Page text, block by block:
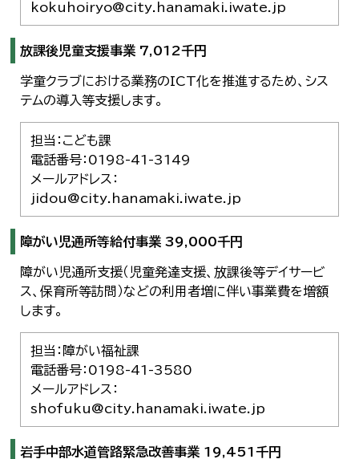
kokuhoiryo@city.hanamaki.iwate.jp
放課後児童支援事業 7,012千円
学童クラブにおける業務のICT化を推進するため、シス
テムの導入等支援します。
担当：こども課
電話番号：0198-41-3149
メールアドレス：
jidou@city.hanamaki.iwate.jp
障がい児通所等給付事業 39,000千円
障がい児通所支援（児童発達支援、放課後等デイサービ
ス、保育所等訪問）などの利用者増に伴い事業費を増額
します。
担当：障がい福祉課
電話番号：0198-41-3580
メールアドレス：
shofuku@city.hanamaki.iwate.jp
岩手中部水道管路緊急改善事業 19,451千円